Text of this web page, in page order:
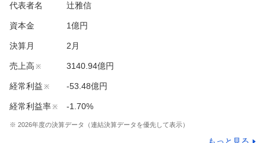
代表者名 辻雅信
資本金 1億円
決算月 2月
売上高 ※ 3140.94億円
経常利益 ※ -53.48億円
経常利益率※ -1.70%
※ 2026年度の決算データ（連結決算データを優先して表示）